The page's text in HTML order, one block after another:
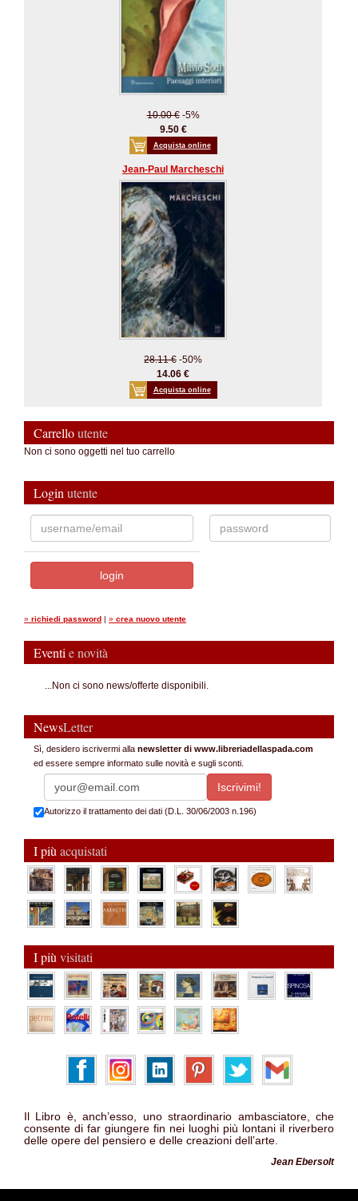
10.00 €-5%
9.50 €
Acquista online
Jean-Paul Marcheschi
28.11 € -50%
14.06 €
Acquista online
Carrelloutente
Non ci sono oggetti nel tuo carrello
Login utente
» richiedi password | » crea nuovo utente
Eventi e novità
...Non ci sono news/offerte disponibili.
NewsLetter
Sì, desidero iscrivermi alla newsletter di www.libreriadellaspada.com
ed essere sempre informato sulle novità e sugli sconti.
Autorizzo il trattamento dei dati (D.L. 30/06/2003 n.196)
I più acquistati
I più visitati
Il Libro è, anch’esso, uno straordinario ambasciatore, che
consente di far giungere fin nei luoghi più lontani il riverbero
delle opere del pensiero e delle creazioni dell’arte.
Jean Ebersolt